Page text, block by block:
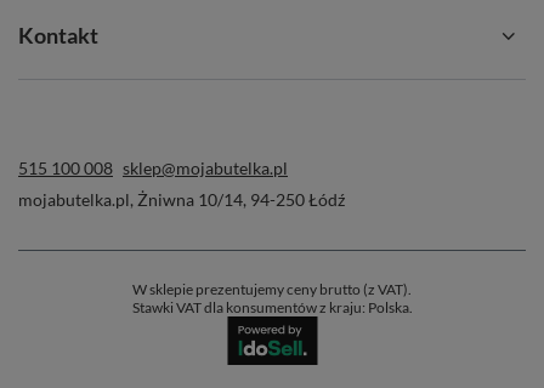
Kontakt
515 100 008 sklep@mojabutelka.pl
mojabutelka.pl, Żniwna 10/14, 94-250Łódź
W sklepie prezentujemy ceny brutto (z VAT).
Stawki VAT dla konsumentów z kraju: Polska.